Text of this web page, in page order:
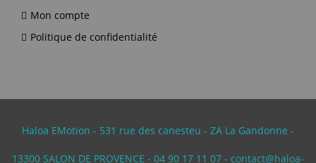
Mon compte
Politique de confidentialité
Haloa EMotion - 531 rue des canesteu - ZA La Gandonne -
13300 SALON DE PROVENCE - 04 90 17 11 07 - contact@haloa-